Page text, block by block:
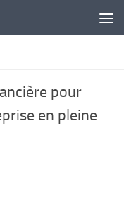
pour
en pleine